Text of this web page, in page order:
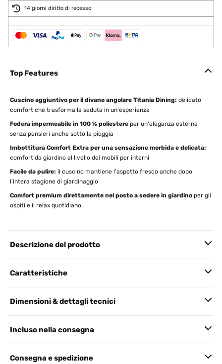
14 giorni diritto di recesso
Top Features
Cuscino aggiuntivo per il divano angolare Titania Dining: delicato
comfort che trasforma la seduta in un'esperienza
Fodera impermeabile in 100 % poliestere per un'eleganza esterna
senza pensieri anche sotto la pioggia
Imbottitura Comfort Extra per una sensazione morbida e delicata:
comfort da giardino al livello dei mobili per interni
Facile da pulire: il cuscino mantiene l'aspetto fresco anche dopo
l'intera stagione di giardinaggio
Comfort premium direttamente nel posto a sedere in giardino per gli
ospiti e il relax quotidiano
Descrizione del prodotto
Caratteristiche
Dimensioni & dettagli tecnici
Incluso nella consegna
Consegna e spedizione